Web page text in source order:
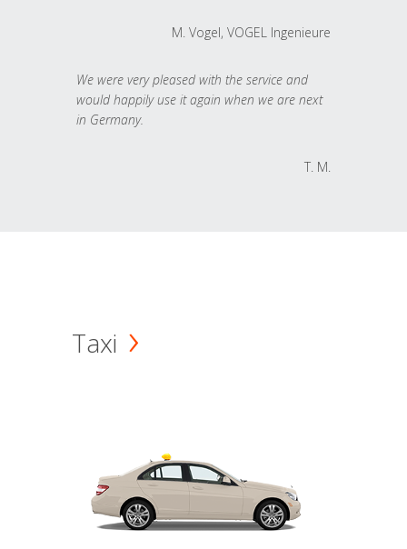
M. Vogel, VOGEL Ingenieure
We were very pleased with the service and
would happily use it again when we are next
in Germany.
T. M.
Taxi